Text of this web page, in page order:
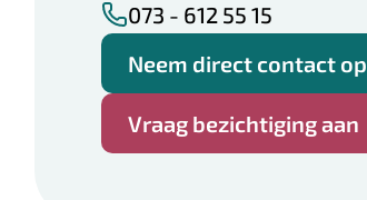
073 - 612 55 15
Neem direct contact op
Vraag bezichtiging aan